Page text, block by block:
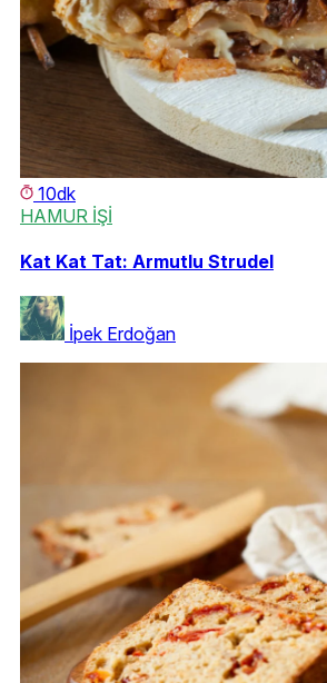
10dk
HAMUR İŞİ
Kat Kat Tat: Armutlu Strudel
İpek Erdoğan